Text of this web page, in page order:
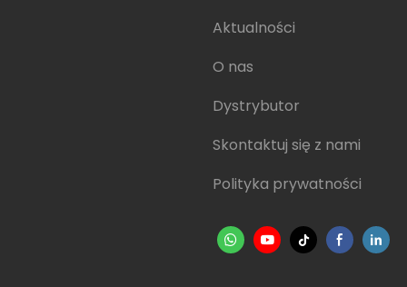
Aktualności
O nas
Dystrybutor
Skontaktuj się z nami
Polityka prywatności